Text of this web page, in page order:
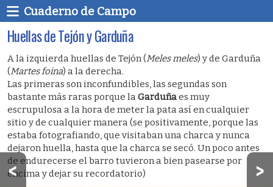
Cuaderno de Campo
Huellas de Tejón y Garduña
A la izquierda huellas de Tejón (Meles meles) y de Garduña
(Martes foina) a la derecha.
Las primeras son inconfundibles, las segundas son
bastante más raras porque laGarduñaes muy
escrupulosa a la hora de meter la pata así en cualquier
sitio y de cualquier manera (se positivamente, porque las
estaba fotografiando, que visitaban una charca y nunca
dejaron huella, hasta que la charca se secó. Un poco antes
de endurecerse el barro tuvieron a bien pasearse por
encima y dejar su recordatorio)